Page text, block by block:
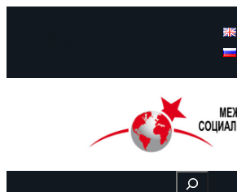
Buscar